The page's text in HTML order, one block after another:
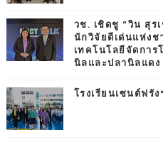
วช. เชิดชู “วิน สุร
นักวิจัยดีเด่นแห่ง
เทคโนโลยีจัดการ
นิลและปลานิลแดง
โรงเรียนเซนต์ฟรั